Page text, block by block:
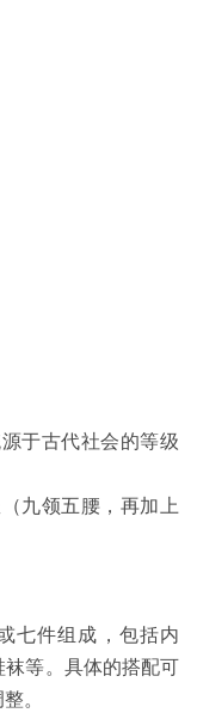
于古代社会的等级
九领五腰，再加上
七件组成，包括内
等。具体的搭配可
。